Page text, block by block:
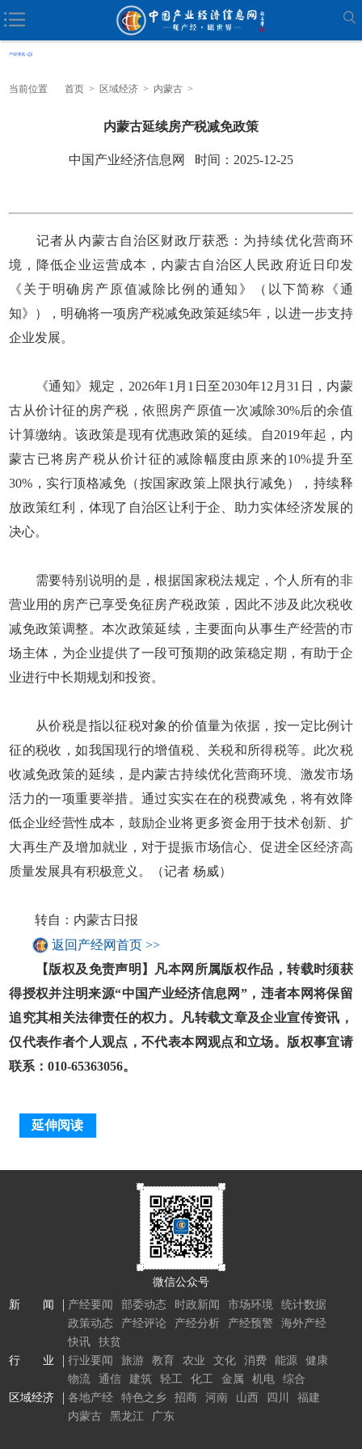
当前位置 首页 > 区域经济 > 内蒙古 >
内蒙古延续房产税减免政策
中国产业经济信息网 时间：2025-12-25
记者从内蒙古自治区财政厅获悉：为持续优化营商环
境，降低企业运营成本，内蒙古自治区人民政府近日印发
《关于明确房产原值减除比例的通知》（以下简称《通
知》），明确将一项房产税减免政策延续5年，以进一步支持
企业发展。
《通知》规定，2026年1月1日至2030年12月31日，内蒙
古从价计征的房产税，依照房产原值一次减除30%后的余值
计算缴纳。该政策是现有优惠政策的延续。自2019年起，内
蒙古已将房产税从价计征的减除幅度由原来的10%提升至
30%，实行顶格减免（按国家政策上限执行减免），持续释
放政策红利，体现了自治区让利于企、助力实体经济发展的
决心。
需要特别说明的是，根据国家税法规定，个人所有的非
营业用的房产已享受免征房产税政策，因此不涉及此次税收
减免政策调整。本次政策延续，主要面向从事生产经营的市
场主体，为企业提供了一段可预期的政策稳定期，有助于企
业进行中长期规划和投资。
从价税是指以征税对象的价值量为依据，按一定比例计
征的税收，如我国现行的增值税、关税和所得税等。此次税
收减免政策的延续，是内蒙古持续优化营商环境、激发市场
活力的一项重要举措。通过实实在在的税费减免，将有效降
低企业经营性成本，鼓励企业将更多资金用于技术创新、扩
大再生产及增加就业，对于提振市场信心、促进全区经济高
质量发展具有积极意义。（记者 杨威）
转自：内蒙古日报
返回产经网首页 >>
【版权及免责声明】凡本网所属版权作品，转载时须获
得授权并注明来源“中国产业经济信息网”，违者本网将保留
追究其相关法律责任的权力。凡转载文章及企业宣传资讯，
仅代表作者个人观点，不代表本网观点和立场。版权事宜请
联系：010-65363056。
延伸阅读
微信公众号
新 闻
产经要闻 部委动态 时政新闻 市场环境
统计数据
政策动态
产经评论 产经分析 产经预警
海外产经
快讯
扶贫
行 业
行业要闻 旅游 教育 农业 文化 消费 能源
健康
物流
通信 建筑 轻工 化工 金属 机电
综合
区域经济
各地产经 特色之乡 招商 河南 山西 四川
福建
内蒙古
黑龙江 广东